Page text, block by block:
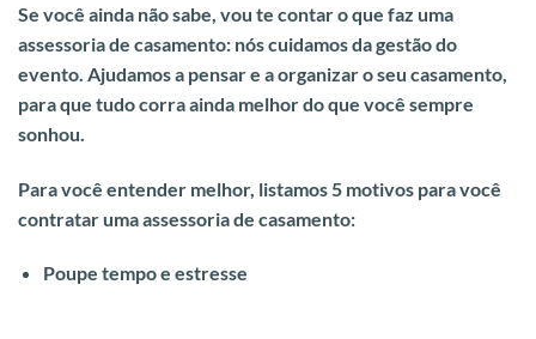
Se você ainda não sabe, vou te contar o que faz uma
assessoria de casamento: nós cuidamos da gestão do
evento. Ajudamos a pensar e a organizar o seu casamento,
para que tudo corra ainda melhor do que você sempre
sonhou.
Para você entender melhor, listamos 5 motivos para você
contratar uma assessoria de casamento:
Poupe tempo e estresse